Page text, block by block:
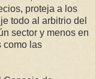
proteja a los
todo al arbitrio del
sector y menos en
como las